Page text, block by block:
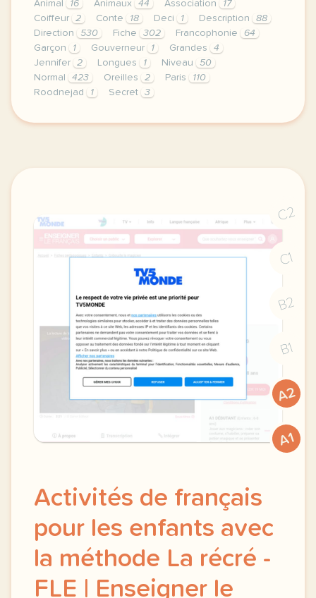
Animal 16 Animaux 44 Association
17
Coiffeur
2 Conte 18 Deci 1 Description
88
Direction
530 Fiche 302 Francophonie
64
Garçon
1 Gouverneur 1 Grandes
4
Jennifer
2 Longues 1 Niveau
50
Normal
423 Oreilles 2 Paris
110
Roodnejad
1 Secret 3
didomi host didomi components button cursor
C2
C1
B2
B1
A2
A1
Activités de français
pour les enfants avec
la méthode La récré -
FLE | Enseigner le